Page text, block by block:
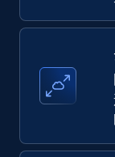
Amazon
upc